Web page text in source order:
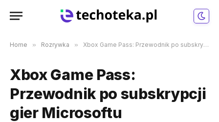
Home » Rozrywka » Xbox Game Pass: Przewodnik po subskrypcji gier Microsoftu
Xbox Game Pass:
Przewodnik po subskrypcji
gier Microsoftu